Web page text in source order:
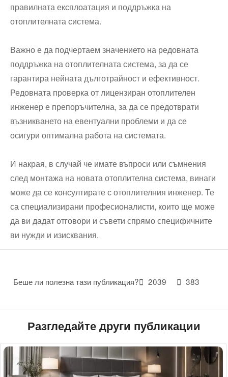
правилната експлоатация и поддръжка на
отоплителната система.
Важно е да подчертаем значението на редовната
поддръжка на отоплителната система, за да се
гарантира нейната дълготрайност и ефективност.
Редовната проверка от лицензиран отоплителен
инженер е препоръчителна, за да се предотврати
възникването на евентуални проблеми и да се
осигури оптимална работа на системата.
И накрая, в случай че имате въпроси или съмнения
след монтажа на новата отоплителна система, винаги
може да се консултирате с отоплителния инженер. Те
са специализирани професионалисти, които ще може
да ви дадат отговори и съвети спрямо специфичните
ви нужди и изисквания.
Беше ли полезна тази публикация? 2039 383
Разгледайте други публикации